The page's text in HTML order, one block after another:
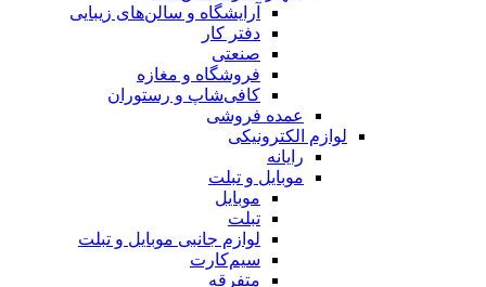
آرایشگاه و سالن‌های زیبایی
دفتر کار
صنعتی
فروشگاه و مغازه
کافی‌شاپ و رستوران
عمده فروشی
لوازم الکترونیکی
رایانه
موبایل و تبلت
موبایل
تبلت
لوازم جانبی موبایل و تبلت
سیم‌کارت
متفرقه